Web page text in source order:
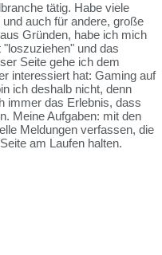
tätig. Habe viele
auch für andere, große
Gründen, habe ich mich
und das
Seite gehe ich dem
interessiert hat: Gaming auf
ich deshalb nicht, denn
immer das Erlebnis, dass
Meine Aufgaben: mit den
Meldungen verfassen, die
am Laufen halten.